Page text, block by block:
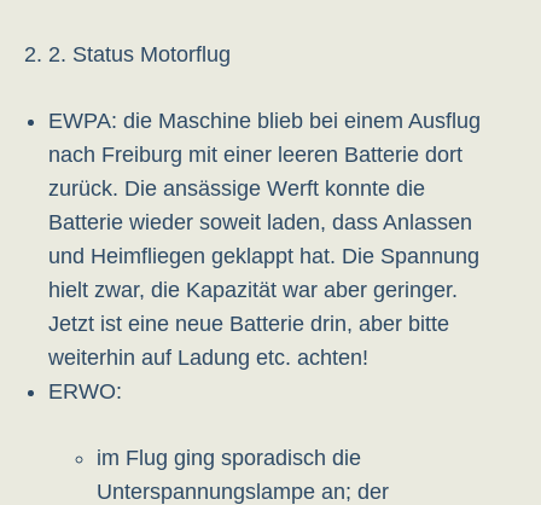
2. Status Motorflug
EWPA: die Maschine blieb bei einem Ausflug
nach Freiburg mit einer leeren Batterie dort
zurück. Die ansässige Werft konnte die
Batterie wieder soweit laden, dass Anlassen
und Heimfliegen geklappt hat. Die Spannung
hielt zwar, die Kapazität war aber geringer.
Jetzt ist eine neue Batterie drin, aber bitte
weiterhin auf Ladung etc. achten!
ERWO:
im Flug ging sporadisch die
Unterspannungslampe an; der